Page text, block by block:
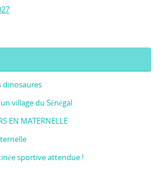
dinosaures
village du Sénégal
EN MATERNELLE
sportive attendue !